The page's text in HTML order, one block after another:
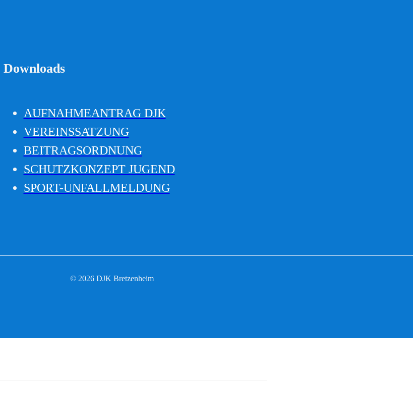
Downloads
AUFNAHMEANTRAG DJK
VEREINSSATZUNG
BEITRAGSORDNUNG
SCHUTZKONZEPT JUGEND
SPORT-UNFALLMELDUNG
© 2026 DJK Bretzenheim